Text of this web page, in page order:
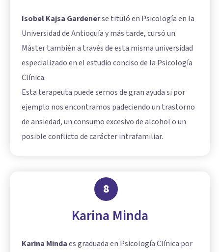
Isobel Kajsa Gardenerse tituló en Psicología en la
Universidad de Antioquía y más tarde, cursó un
Máster también a través de esta misma universidad
especializado en el estudio conciso de la Psicología
Clínica.
Esta terapeuta puede sernos de gran ayuda si por
ejemplo nos encontramos padeciendo un trastorno
de ansiedad, un consumo excesivo de alcohol o un
posible conflicto de carácter intrafamiliar.
8
Karina Minda
Karina Mindaes graduada en Psicología Clínica por